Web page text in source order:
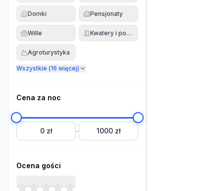
Domki Pensjonaty
Wille Kwatery i pokoje
Agroturystyka
Wszystkie (16 więcej)
Cena za noc
0 zł – 1000 zł
Ocena gości